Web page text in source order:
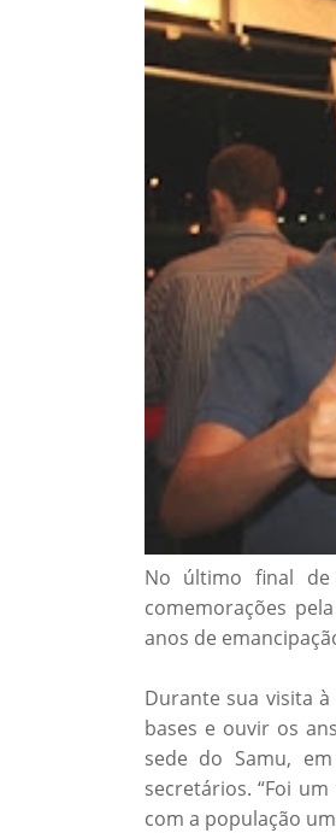
No último final de
comemorações
anos de
Durante sua visita
bases e ouvir os
sede do Samu,
secretários. “Foi
com a população